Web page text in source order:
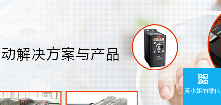
黃小姐的微信